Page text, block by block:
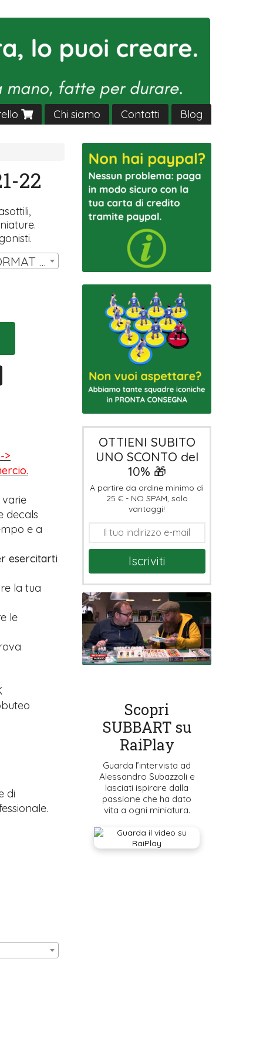
Chi siamo Contatti Blog
22
SET 14 MINIATURE FORMAT HW T3 | € 11,00
>
decals
e a
esercitarti
la tua
le
di
OTTIENI SUBITO
UNO SCONTO del
10% 🎁
A partire da ordine minimo di
25 € - NO SPAM, solo
vantaggi!
Iscriviti
Scopri
SUBBART su
RaiPlay
Guarda l’intervista ad
Alessandro Subazzoli e
lasciati ispirare dalla
passione che ha dato
vita a ogni miniatura.